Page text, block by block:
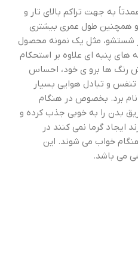
به جهت تراکم بالای تار و
و همچنین طول عمری بیشتری
شستشو، مثل یک نمونه محصول
های پنبه ای علاوه بر استحکام
رنگ ها برو ی خود، احساس
و تبادل هوایی بسیار
برد. بخصوص در هنگام
بدن را به خوبی جذب کرده و
ایجاد گرما نمی کنند در
خواب می شوند. این
می باشد.